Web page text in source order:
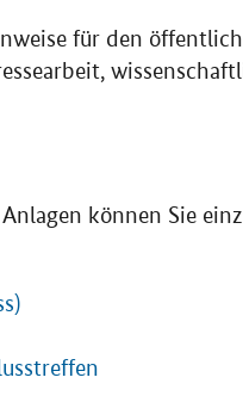
für den
können Sie